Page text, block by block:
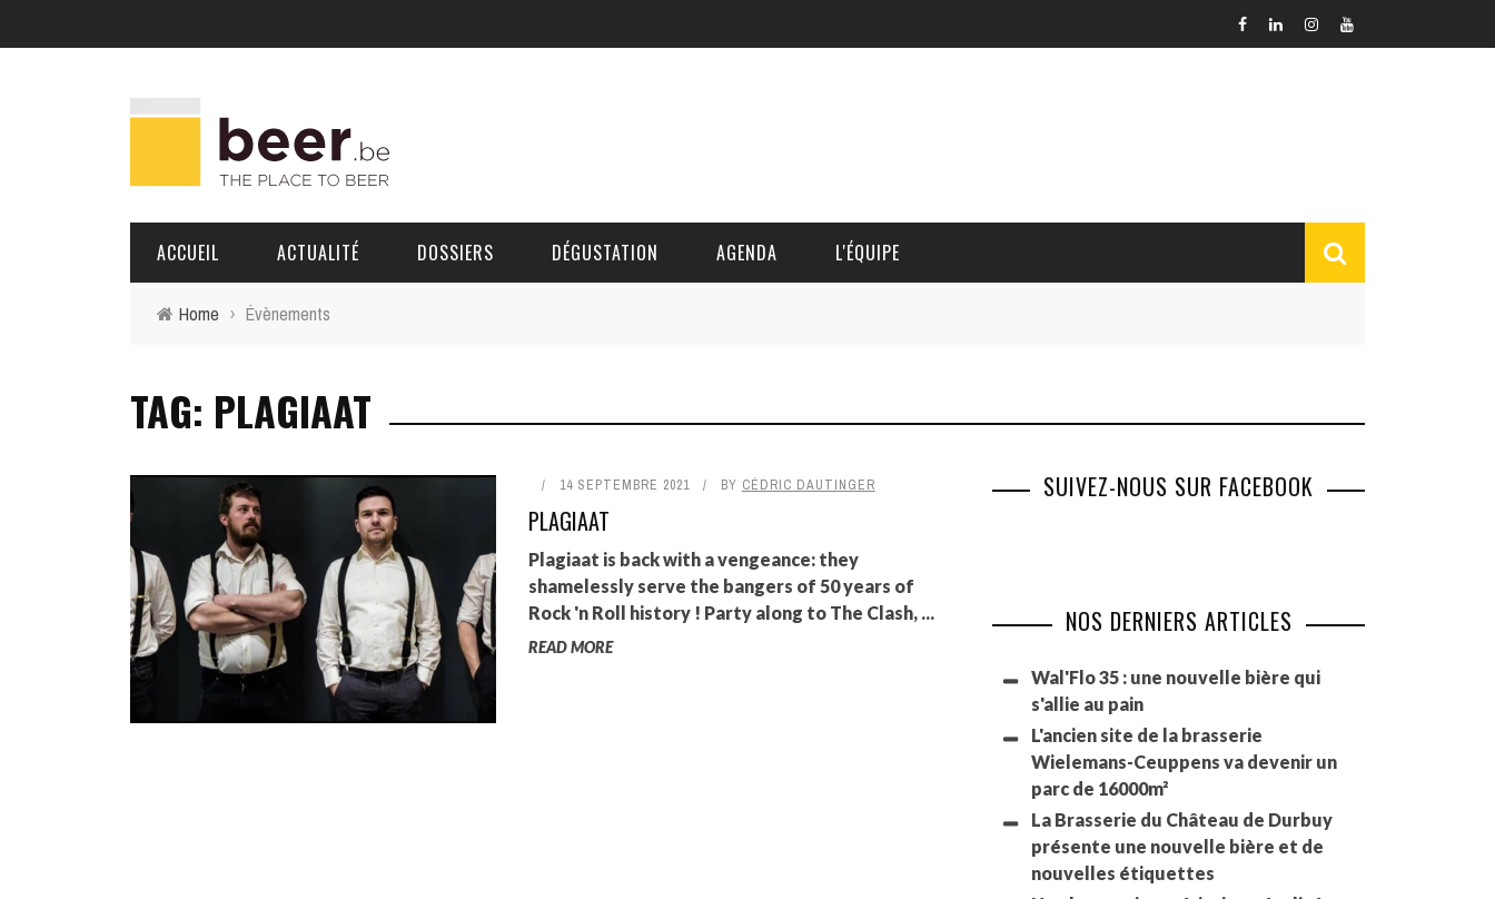
ACCUEIL ACTUALITÉ DOSSIERS DÉGUSTATION AGENDA L'ÉQUIPE
HÉLÈNE SPITAELS
JEREMY KUPROWSKI
FLORENCE CONSTANTIN
Home › Évènements
TAG: PLAGIAAT
14 SEPTEMBRE 2021 BY CÉDRIC DAUTINGER
PLAGIAAT
Plagiaat is back with a vengeance: they
shamelessly serve the bangers of 50 years of
Rock 'n Roll history ! Party along to The Clash, ...
READ MORE
SUIVEZ-NOUS SUR FACEBOOK
NOS DERNIERS ARTICLES
Wal'Flo 35 : une nouvelle bière qui
s'allie au pain
L'ancien site de la brasserie
Wielemans-Ceuppens va devenir un
parc de 16000m²
La Brasserie du Château de Durbuy
présente une nouvelle bière et de
nouvelles étiquettes